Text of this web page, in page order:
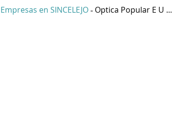
Empresas en SINCELEJO - Optica Popular E U ...